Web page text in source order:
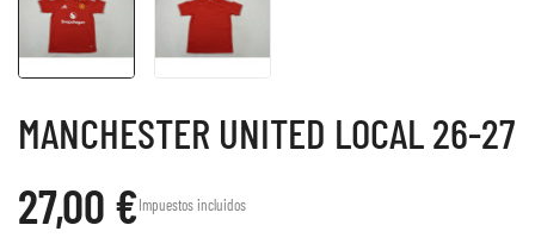
MANCHESTER UNITED LOCAL 26-27
27,00 €Impuestos incluidos